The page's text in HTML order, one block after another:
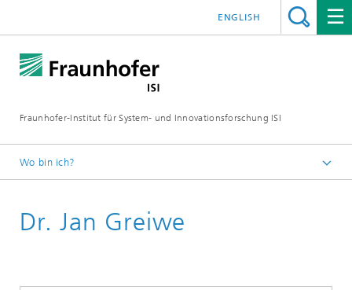
Fraunhofer-Institut für System- und Innovationsforschung ISI
ENGLISH
Wo bin ich?
Abteilungen
Dr. Jan Greiwe